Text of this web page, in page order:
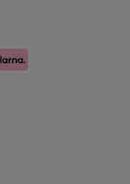
MethodMethod
Payment Method